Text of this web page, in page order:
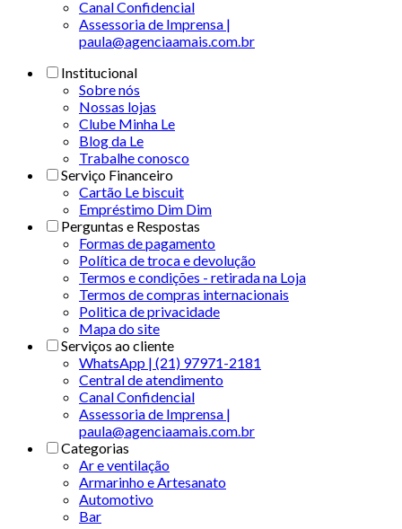
Canal Confidencial
Assessoria de Imprensa |
paula@agenciaamais.com.br
Institucional
Sobre nós
Nossas lojas
Clube Minha Le
Blog da Le
Trabalhe conosco
Serviço Financeiro
Cartão Le biscuit
Empréstimo Dim Dim
Perguntas e Respostas
Formas de pagamento
Política de troca e devolução
Termos e condições - retirada na Loja
Termos de compras internacionais
Politica de privacidade
Mapa do site
Serviços ao cliente
WhatsApp | (21) 97971-2181
Central de atendimento
Canal Confidencial
Assessoria de Imprensa |
paula@agenciaamais.com.br
Categorias
Ar e ventilação
Armarinho e Artesanato
Automotivo
Bar